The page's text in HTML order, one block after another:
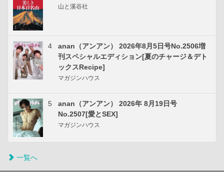
山と溪谷社
4
anan（アンアン） 2026年8月5日号No.2506増
刊スペシャルエディション[夏のチャージ＆デト
ックスRecipe]
マガジンハウス
5
anan（アンアン） 2026年 8月19日号
No.2507[愛とSEX]
マガジンハウス
一覧へ